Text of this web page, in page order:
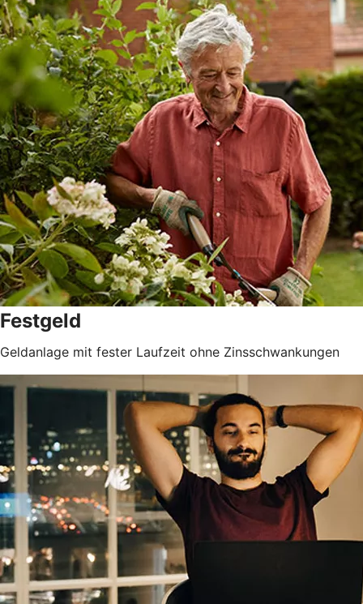
Festgeld
Geldanlage mit fester Laufzeit ohne Zinsschwankungen